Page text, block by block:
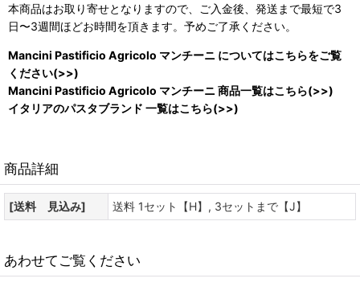
本商品はお取り寄せとなりますので、ご入金後、発送まで最短で3
日〜3週間ほどお時間を頂きます。予めご了承ください。
Mancini Pastificio Agricolo マンチーニ についてはこちらをご覧
ください(>>)
Mancini Pastificio Agricolo マンチーニ 商品一覧はこちら(>>)
イタリアのパスタブランド 一覧はこちら(>>)
商品詳細
[送料 見込み] 送料 1セット【H】, 3セットまで【J】
あわせてご覧ください